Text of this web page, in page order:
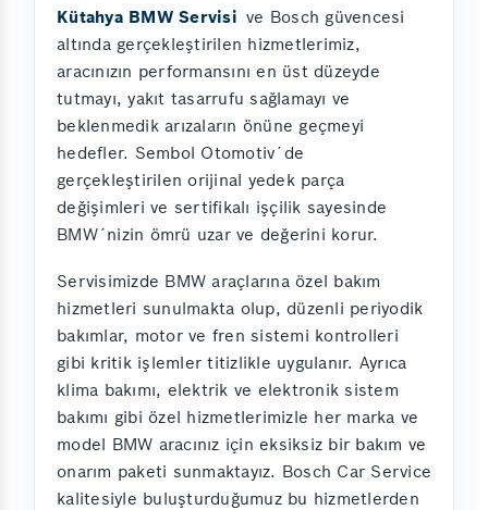
Kütahya BMW Servisi ve Bosch güvencesi
altında gerçekleştirilen hizmetlerimiz,
aracınızın performansını en üst düzeyde
tutmayı, yakıt tasarrufu sağlamayı ve
beklenmedik arızaların önüne geçmeyi
hedefler. Sembol Otomotiv´de
gerçekleştirilen orijinal yedek parça
değişimleri ve sertifikalı işçilik sayesinde
BMW´nizin ömrü uzar ve değerini korur.
Servisimizde BMW araçlarına özel bakım
hizmetleri sunulmakta olup, düzenli periyodik
bakımlar, motor ve fren sistemi kontrolleri
gibi kritik işlemler titizlikle uygulanır. Ayrıca
klima bakımı, elektrik ve elektronik sistem
bakımı gibi özel hizmetlerimizle her marka ve
model BMW aracınız için eksiksiz bir bakım ve
onarım paketi sunmaktayız. Bosch Car Service
kalitesiyle buluşturduğumuz bu hizmetlerden